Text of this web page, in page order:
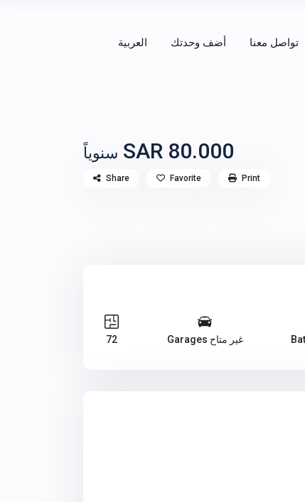
تواصل معنا أضف وحدتك العربية
80.000 SAR سنوياً
Share Favorite Print
غير متاح Garages 72